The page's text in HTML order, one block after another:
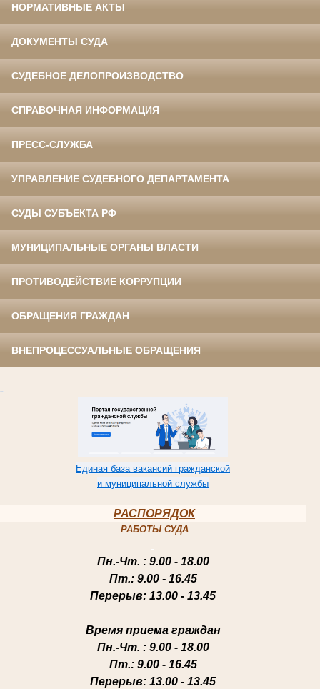
НОРМАТИВНЫЕ АКТЫ
ДОКУМЕНТЫ СУДА
СУДЕБНОЕ ДЕЛОПРОИЗВОДСТВО
СПРАВОЧНАЯ ИНФОРМАЦИЯ
ПРЕСС-СЛУЖБА
УПРАВЛЕНИЕ СУДЕБНОГО ДЕПАРТАМЕНТА
СУДЫ СУБЪЕКТА РФ
МУНИЦИПАЛЬНЫЕ ОРГАНЫ ВЛАСТИ
ПРОТИВОДЕЙСТВИЕ КОРРУПЦИИ
ОБРАЩЕНИЯ ГРАЖДАН
ВНЕПРОЦЕССУАЛЬНЫЕ ОБРАЩЕНИЯ
Единая база вакансий гражданской
и муниципальной службы
РАСПОРЯДОК
РАБОТЫ СУДА
Пн.-Чт. : 9.00 - 18.00
Пт.: 9.00 - 16.45
Перерыв: 13.00 - 13.45
Время приема граждан
Пн.-Чт. : 9.00 - 18.00
Пт.: 9.00 - 16.45
Перерыв: 13.00 - 13.45